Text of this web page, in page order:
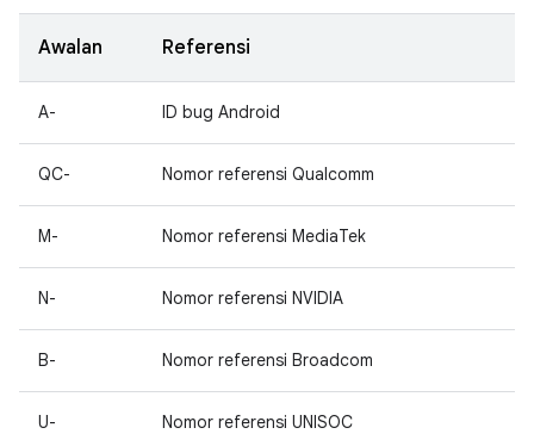
Awalan Referensi
A- ID bug Android
QC- Nomor referensi Qualcomm
M- Nomor referensi MediaTek
N- Nomor referensi NVIDIA
B- Nomor referensi Broadcom
U- Nomor referensi UNISOC